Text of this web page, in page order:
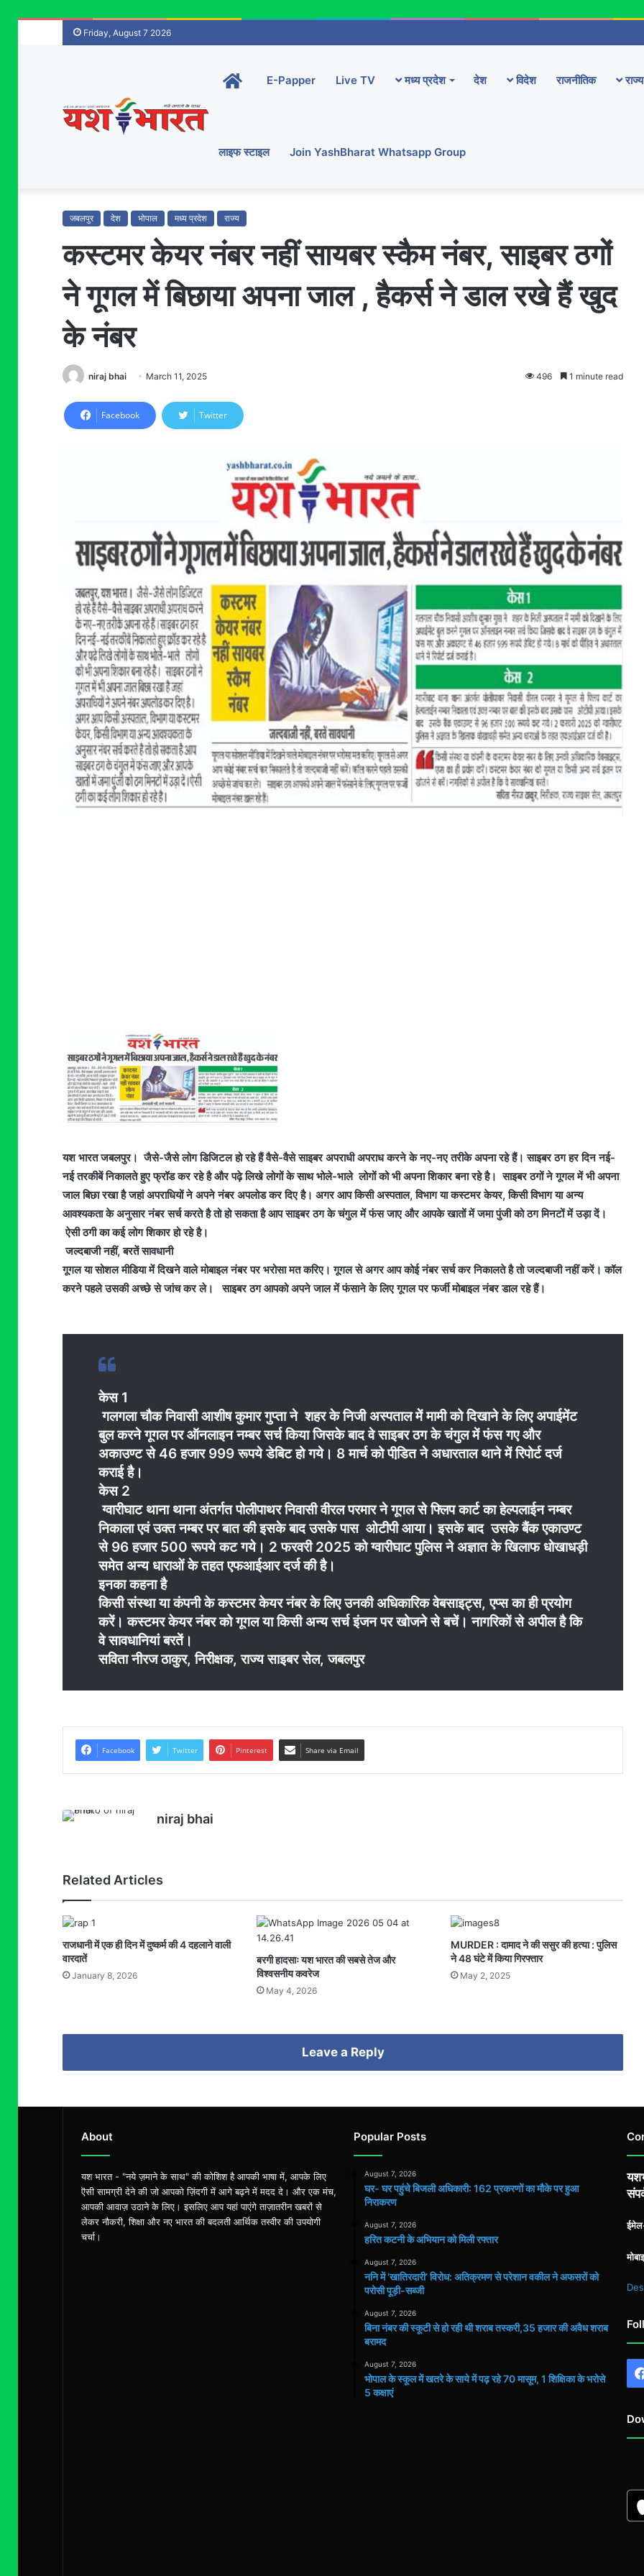
Friday, August 7 2026
Home-
main
E-Papper Live TV मध्य प्रदेश देश विदेश राजनीतिक राज्य
लाइफ स्टाइल Join YashBharat Whatsapp Group
जबलपुर देश भोपाल मध्य प्रदेश राज्य
कस्टमर केयर नंबर नहीं सायबर स्कैम नंबर, साइबर ठगों
ने गूगल में बिछाया अपना जाल , हैकर्स ने डाल‌ रखे हैं खुद
के नंबर
niraj bhai March 11, 2025 496 1 minute read
Facebook Twitter
यश भारत जबलपुर। जैसे-जैसे लोग डिजिटल हो रहे हैं वैसे-वैसे साइबर अपराधी अपराध करने के नए-नए तरीके अपना रहे हैं। साइबर ठग हर दिन नई-
नई तरकीबें निकालते हुए फ्रॉड कर रहे है और पढ़े लिखे लोगों के साथ भोले-भाले लोगों को भी अपना शिकार बना रहे है। साइबर ठगों ने गूगल में भी अपना
जाल बिछा रखा है जहां अपराधियों ने अपने नंबर अपलोड कर दिए है। अगर आप किसी अस्पताल, विभाग या कस्टमर केयर, किसी विभाग या अन्य
आवश्यकता के अनुसार नंबर सर्च करते है तो हो सकता है आप साइबर ठग के चंगुल में फंस जाए और आपके खातों में जमा पुंजी को ठग मिनटों में उड़ा दें।
ऐसी ठगी का कई लोग शिकार हो रहे है।
जल्दबाजी नहीं, बरतें सावधानी
गूगल या सोशल मीडिया में दिखने वाले मोबाइल नंबर पर भरोसा मत करिए। गूगल से अगर आप कोई नंबर सर्च कर निकालते है तो जल्दबाजी नहीं करें। कॉल
करने पहले उसकी अच्छे से जांच कर ले। साइबर ठग आपको अपने जाल में फंसाने के लिए गूगल पर फर्जी मोबाइल नंबर डाल रहे हैं।
केस 1
गलगला चौक निवासी आशीष कुमार गुप्ता ने शहर के निजी अस्पताल मेें मामी को दिखाने के लिए अपाईमेंट
बुल करने गूगल पर ऑनलाइन नम्बर सर्च किया जिसके बाद वे साइबर ठग के चंगुल में फंस गए और
अकाउण्ट से 46 हजार 999 रूपये डेबिट हो गये। 8 मार्च को पीडि़त ने अधारताल थाने में रिपोर्ट दर्ज
कराई है।
केस 2
ग्वारीघाट थाना थाना अंतर्गत पोलीपाथर निवासी वीरल परमार ने गूगल से फ्लिप कार्ट का हेल्पलाईन नम्बर
निकाला एवं उक्त नम्बर पर बात की इसके बाद उसके पास ओटीपी आया। इसके बाद उसके बैंक एकाउण्ट
से 96 हजार 500 रूपये कट गये। 2 फरवरी 2025 को ग्वारीघाट पुलिस ने अज्ञात के खिलाफ धोखाधड़ी
समेत अन्य धाराओं के तहत एफआईआर दर्ज की है।
इनका कहना है
किसी संस्था या कंपनी के कस्टमर केयर नंबर के लिए उनकी अधिकारिक वेबसाइट्स, एप्स का ही प्रयोग
करें। कस्टमर केयर नंबर को गूगल या किसी अन्य सर्च इंजन पर खोजने से बचें। नागरिकों से अपील है कि
वे सावधानियां बरतें।
सविता नीरज ठाकुर, निरीक्षक, राज्य साइबर सेल, जबलपुर
Facebook Twitter Pinterest Share via Email
niraj bhai
Related Articles
राजधानी में एक ही दिन में दुष्कर्म की 4 दहलाने वाली
वारदातें
January 8, 2026
बरगी हादसाः यश भारत की सबसे तेज और
विश्वसनीय कवरेज
May 4, 2026
MURDER : दामाद ने की ससुर की हत्या : पुलिस
ने 48 घंटे में किया गिरफ्तार
May 2, 2025
Leave a Reply
About
यश भारत - "नये ज़माने के साथ" की कोशिश है आपकी भाषा में, आपके लिए
ऎसी सामग्री देने की जो आपको ज़िंदगी में आगे बढ़ने में मदद दे। और एक मंच,
आपकी आवाज़ उठाने के लिए। इसलिए आप यहां पाएंगे ताज़ातरीन खबरों से
लेकर नौकरी, शिक्षा और नए भारत की बदलती आर्थिक तस्वीर की उपयोगी
चर्चा।
Popular Posts
August 7, 2026
घर- घर पहुंचे बिजली अधिकारी: 162 प्रकरणों का मौके पर हुआ
निराकरण
August 7, 2026
हरित कटनी के अभियान को मिली रफ्तार
August 7, 2026
ननि में ‘खातिरदारी’ विरोध: अतिक्रमण से परेशान वकील ने अफसरों को
परोसी पूड़ी-सब्जी
August 7, 2026
बिना नंबर की स्कूटी से हो रही थी शराब तस्करी,35 हजार की अवैध शराब
बरामद
August 7, 2026
भोपाल के स्कूल में खतरे के साये में पढ़ रहे 70 मासूम, 1 शिक्षिका के भरोसे
5 कक्षाएं